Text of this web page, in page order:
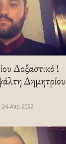
Δοξαστικό !
Δημητρίου
24-Απρ-2022